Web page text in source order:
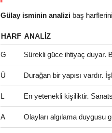
Gülay isminin analizi baş
HARF ANALIZ
G Sürekli güce ihtiyaç duyar.
Ü Durağan bir yapısı vardır.
L En yetenekli kişiliktir.
A Olayları algılama duygusu